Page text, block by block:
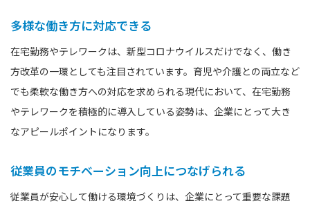
多様な働き方に対応できる
在宅勤務やテレワークは、新型コロナウイルスだけでなく、働き
方改革の一環としても注目されています。育児や介護との両立など
でも柔軟な働き方への対応を求められる現代において、在宅勤務
やテレワークを積極的に導入している姿勢は、企業にとって大き
なアピールポイントになります。
従業員のモチベーション向上につなげられる
従業員が安心して働ける環境づくりは、企業にとって重要な課題